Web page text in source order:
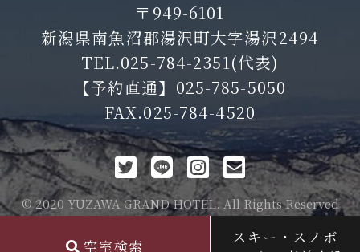
〒949-6101
新潟県南魚沼郡湯沢町大字湯沢2494
TEL.025-784-2351(代表)
【予約直通】 025-785-5050
FAX.025-784-4520
© 2020 YUZAWA GRAND HOTEL. All Rights Reserved
空室検索
スキー・スノボ